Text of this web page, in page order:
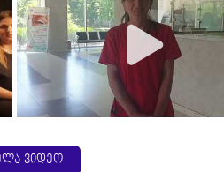
ვიდეო